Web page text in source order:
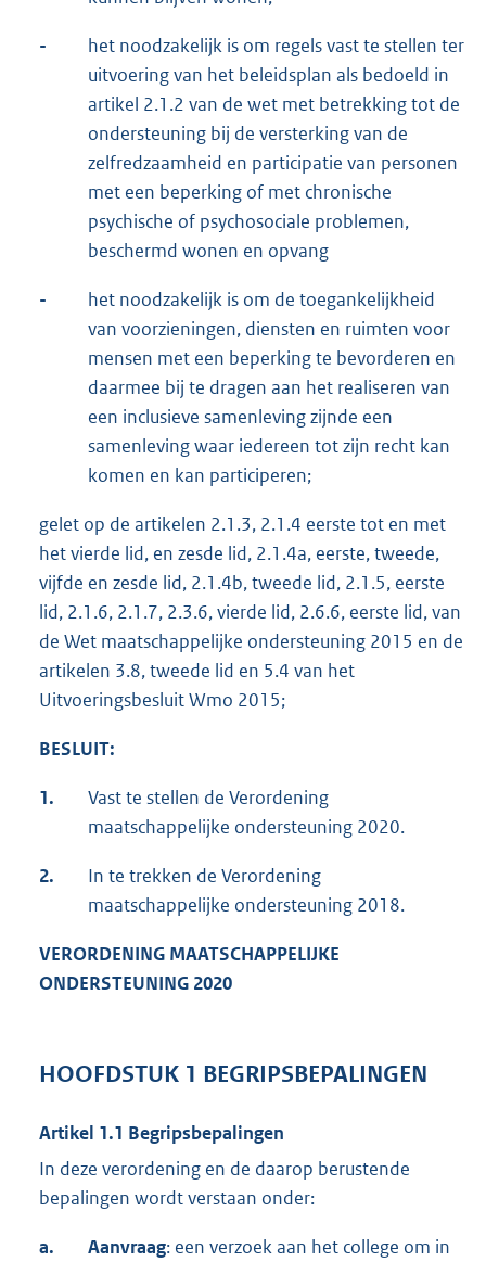
-
het noodzakelijk is om regels vast te stellen ter
uitvoering van het beleidsplan als bedoeld in
artikel 2.1.2 van de wet met betrekking tot de
ondersteuning bij de versterking van de
zelfredzaamheid en participatie van personen
met een beperking of met chronische
psychische of psychosociale problemen,
beschermd wonen en opvang
-
het noodzakelijk is om de toegankelijkheid
van voorzieningen, diensten en ruimten voor
mensen met een beperking te bevorderen en
daarmee bij te dragen aan het realiseren van
een inclusieve samenleving zijnde een
samenleving waar iedereen tot zijn recht kan
komen en kan participeren;
gelet op de artikelen 2.1.3, 2.1.4 eerste tot en met
het vierde lid, en zesde lid, 2.1.4a, eerste, tweede,
vijfde en zesde lid, 2.1.4b, tweede lid, 2.1.5, eerste
lid, 2.1.6, 2.1.7, 2.3.6, vierde lid, 2.6.6, eerste lid, van
de Wet maatschappelijke ondersteuning 2015 en de
artikelen 3.8, tweede lid en 5.4 van het
Uitvoeringsbesluit Wmo 2015;
BESLUIT:
1.
Vast te stellen de Verordening
maatschappelijke ondersteuning 2020.
2.
In te trekken de Verordening
maatschappelijke ondersteuning 2018.
VERORDENING MAATSCHAPPELIJKE
ONDERSTEUNING 2020
HOOFDSTUK 1 BEGRIPSBEPALINGEN
Artikel 1.1 Begripsbepalingen
In deze verordening en de daarop berustende
bepalingen wordt verstaan onder:
a. Aanvraag: een verzoek aan het college om in